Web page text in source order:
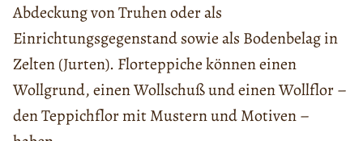
Abdeckung von Truhen oder als
Einrichtungsgegenstand sowie als Bodenbelag in
Zelten (Jurten). Florteppiche können einen
Wollgrund, einen Wollschuß und einen Wollflor –
den Teppichflor mit Mustern und Motiven –